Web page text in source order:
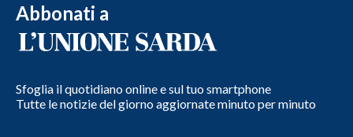
Abbonati a
Sfoglia il quotidiano online e sul tuo smartphone
Tutte le notizie del giorno aggiornate minuto per minuto